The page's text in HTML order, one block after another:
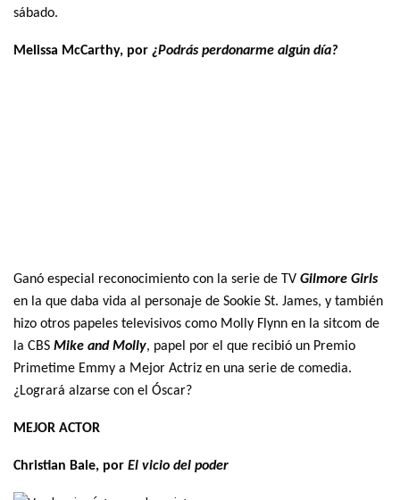
sábado.
Melissa McCarthy, por ¿Podrás perdonarme algún día?
Ganó especial reconocimiento con la serie de TV Gilmore Girls
en la que daba vida al personaje de Sookie St. James, y también
hizo otros papeles televisivos como Molly Flynn en la sitcom de
la CBS Mike and Molly, papel por el que recibió un Premio
Primetime Emmy a Mejor Actriz en una serie de comedia.
¿Logrará alzarse con el Óscar?
MEJOR ACTOR
Christian Bale, por El vicio del poder